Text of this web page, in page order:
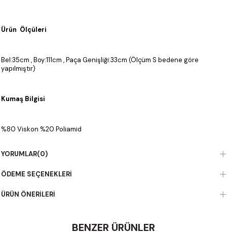
Ürün Ölçüleri
Bel:35cm , Boy:111cm , Paça Genişliği:33cm (Ölçüm S bedene göre
yapılmıştır)
Kumaş Bilgisi
%80 Viskon %20 Poliamid
YORUMLAR(0)
ÖDEME SEÇENEKLERI
ÜRÜN ÖNERILERI
BENZER ÜRÜNLER